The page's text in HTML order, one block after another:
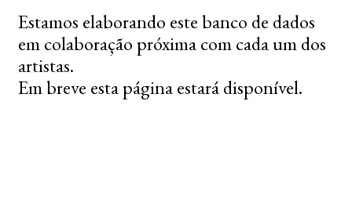
Estamos elaborando este banco de dados
em colaboração próxima com cada um dos
artistas.
Em breve esta página estará disponível.